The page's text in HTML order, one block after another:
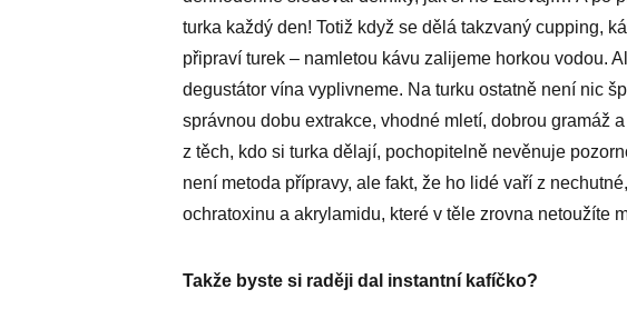
turka každý den! Totiž když se dělá takzvaný cupping,
připraví turek – namletou kávu zalijeme horkou vodou.
degustátor vína vyplivneme. Na turku ostatně není nic
správnou dobu extrakce, vhodné mletí, dobrou gramáž
z těch, kdo si turka dělají, pochopitelně nevěnuje
není metoda přípravy, ale fakt, že ho lidé vaří z
ochratoxinu a akrylamidu, které v těle zrovna netoužíte
Takže byste si raději dal instantní kafíčko?